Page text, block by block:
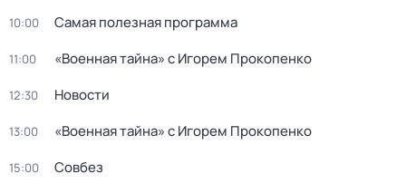
10:00 Самая полезная программа
11:00 «Военная тайна» с Игорем Прокопенко
12:30 Новости
13:00 «Военная тайна» с Игорем Прокопенко
15:00 Совбез